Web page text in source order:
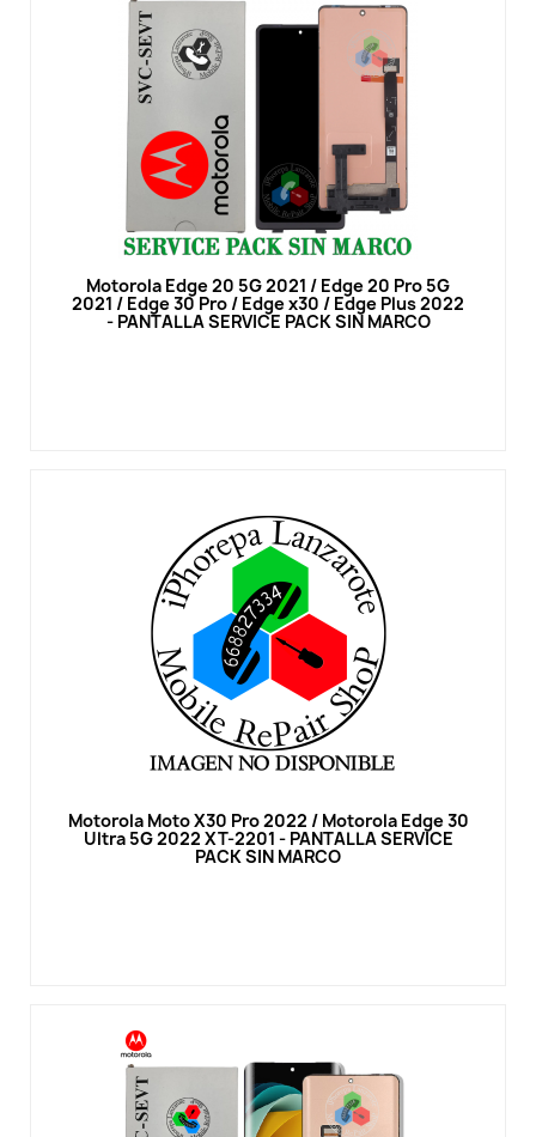
Vista rápida
Motorola Edge 20 5G 2021 / Edge 20 Pro 5G
2021 / Edge 30 Pro / Edge x30 / Edge Plus 2022
- PANTALLA SERVICE PACK SIN MARCO
Vista rápida
Motorola Moto X30 Pro 2022 / Motorola Edge 30
Ultra 5G 2022 XT-2201 - PANTALLA SERVICE
PACK SIN MARCO